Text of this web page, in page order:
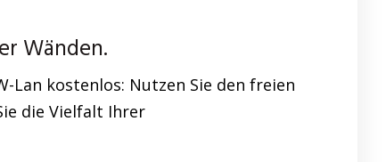
Wänden.
Lan kostenlos: Nutzen Sie den freien
die Vielfalt Ihrer